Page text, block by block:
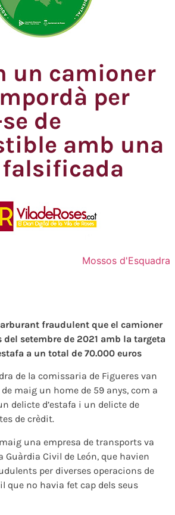
un camioner
per
de
amb una
fraudulent que el camioner
del setembre de 2021 amb la targeta
a un total de 70.000 euros
de la comissaria de Figueres van
maig un home de 59 anys, com a
delicte d’estafa i un delicte de
de crèdit.
una empresa de transports va
Guàrdia Civil de León, que havien
per diverses operacions de
que no havia fet cap dels seus